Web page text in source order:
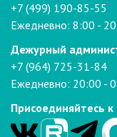
+7 (499) 190-85-55
Ежедневно: 8:00 -
Дежурный
+7 (964) 725-31-84
Ежедневно: 20:00 -
Присоединяйтесь